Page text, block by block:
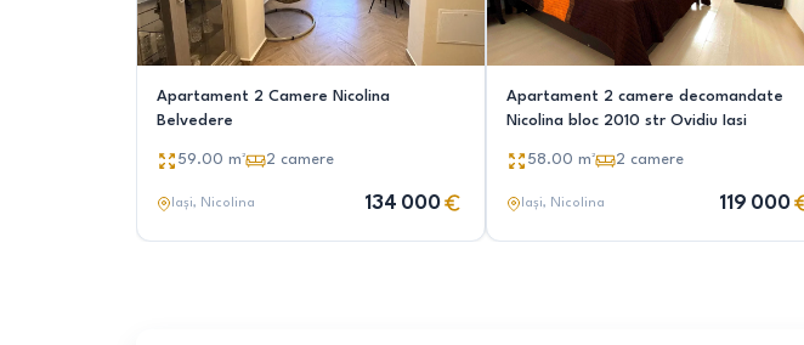
Apartament 2 Camere Nicolina
Belvedere
59.00 m² 2 camere
Iași, Nicolina 134 000
Apartament 2 camere decomandate
Nicolina bloc 2010 str Ovidiu Iasi
58.00 m² 2 camere
Iași, Nicolina 119 000